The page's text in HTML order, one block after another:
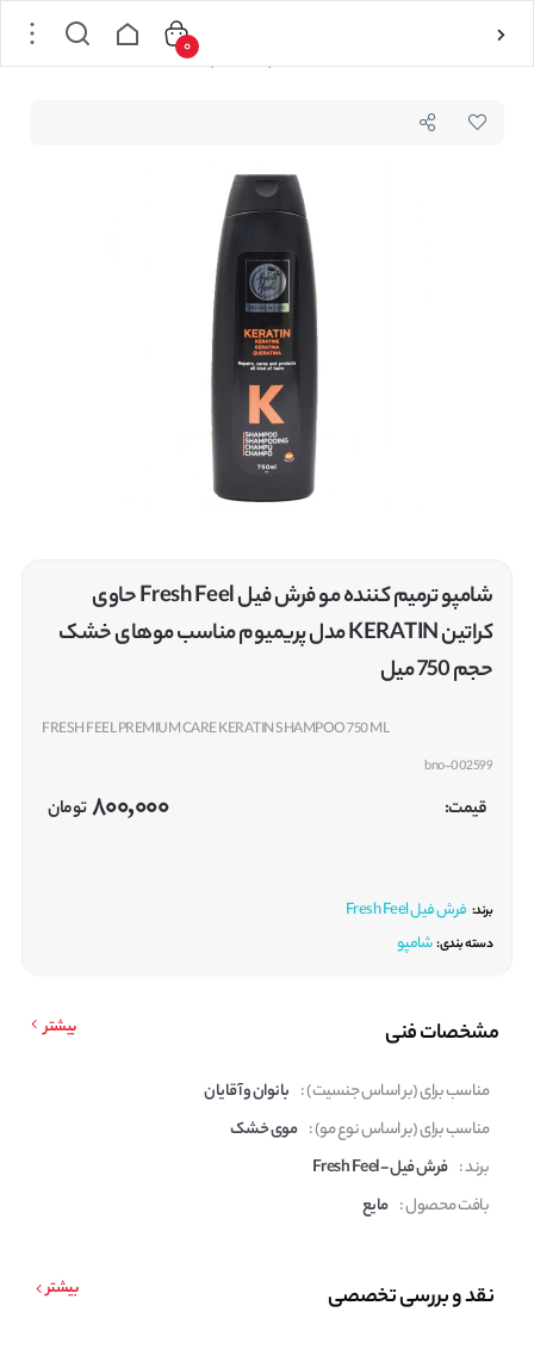
شامپو ترمیم کننده مو فرش فیل Fresh Feel حاوی کراتین KERATIN مدل پریمیوم مناسب موهای خشک حجم 750 میل
0
شامپو ترمیم کننده مو فرش فیل Fresh Feel حاوی
کراتین KERATIN مدل پریمیوم مناسب موهای خشک
حجم 750 میل
FRESH FEEL PREMIUM CARE KERATIN SHAMPOO 750 ML
bno-002599
قیمت: 800,000تومان
برند: فرش فیل Fresh Feel
دسته بندی: شامپو
مشخصات فنی بیشتر
مناسب برای (بر اساس جنسیت) : بانوان و آقایان
مناسب برای (بر اساس نوع مو) : موی خشک
برند : فرش فیل - Fresh Feel
بافت محصول : مایع
نقد و بررسی تخصصی بیشتر